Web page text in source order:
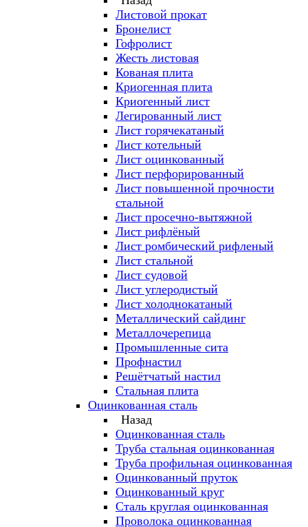
Листовой прокат
Бронелист
Гофролист
Жесть листовая
Кованая плита
Криогенная плита
Криогенный лист
Легированный лист
Лист горячекатаный
Лист котельный
Лист оцинкованный
Лист перфорированный
Лист повышенной прочности
стальной
Лист просечно-вытяжной
Лист рифлёный
Лист ромбический рифленый
Лист стальной
Лист судовой
Лист углеродистый
Лист холоднокатаный
Металлический сайдинг
Металлочерепица
Промышленные сита
Профнастил
Решётчатый настил
Стальная плита
Оцинкованная сталь
Назад
Оцинкованная сталь
Труба стальная оцинкованная
Труба профильная оцинкованная
Оцинкованный пруток
Оцинкованный круг
Сталь круглая оцинкованная
Проволока оцинкованная